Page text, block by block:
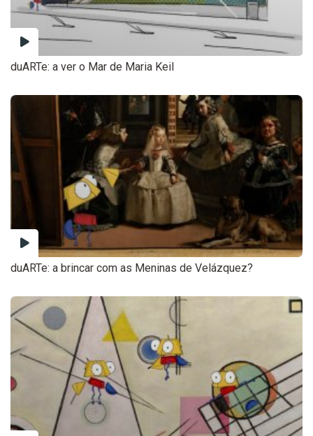
duARTe: a ver o Mar de Maria Keil
duARTe: a brincar com as Meninas de Velázquez?